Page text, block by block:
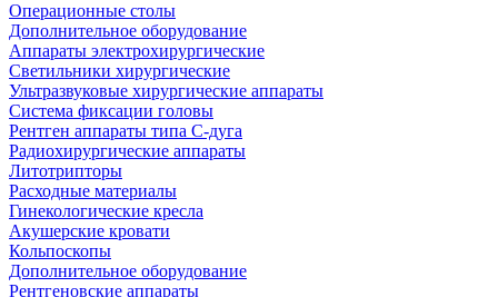
Операционные столы
Дополнительное оборудование
Аппараты электрохирургические
Светильники хирургические
Ультразвуковые хирургические аппараты
Система фиксации головы
Рентген аппараты типа С-дуга
Радиохирургические аппараты
Литотрипторы
Расходные материалы
Гинекологические кресла
Акушерские кровати
Кольпоскопы
Дополнительное оборудование
Рентгеновские аппараты